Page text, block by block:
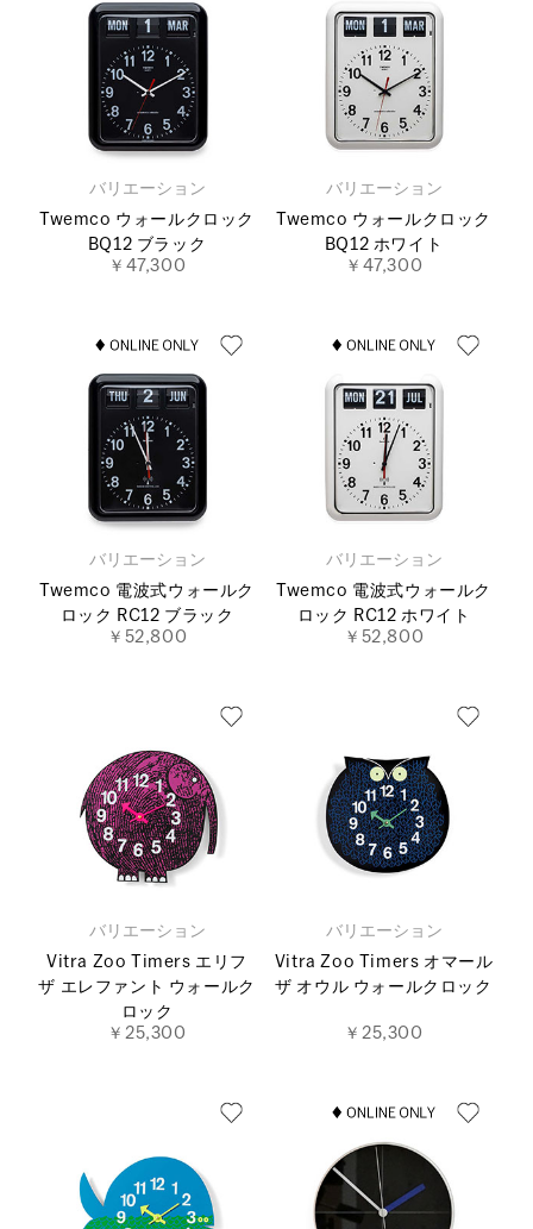
バリエーション
Twemco ウォールクロック
BQ12 ブラック
￥47,300
バリエーション
Twemco ウォールクロック
BQ12 ホワイト
￥47,300
バリエーション
Twemco 電波式ウォールク
ロック RC12 ブラック
￥52,800
バリエーション
Twemco 電波式ウォールク
ロック RC12 ホワイト
￥52,800
バリエーション
Vitra Zoo Timers エリフ
ザ エレファント ウォールク
ロック
￥25,300
バリエーション
Vitra Zoo Timers オマール
ザ オウル ウォールクロック
￥25,300